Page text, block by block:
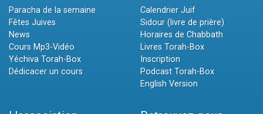
Paracha de la semaine
Fêtes Juives
News
Cours Mp3-Vidéo
Yéchiva Torah-Box
Dédicacer un cours
Calendrier Juif
Sidour (livre de prière)
Horaires de Chabbath
Livres Torah-Box
Inscription
Podcast Torah-Box
English Version